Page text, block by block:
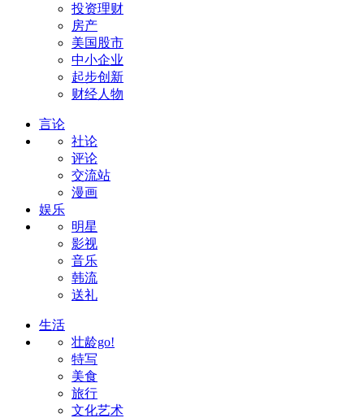
投资理财
房产
美国股市
中小企业
起步创新
财经人物
言论
社论
评论
交流站
漫画
娱乐
明星
影视
音乐
韩流
送礼
生活
壮龄go!
特写
美食
旅行
文化艺术